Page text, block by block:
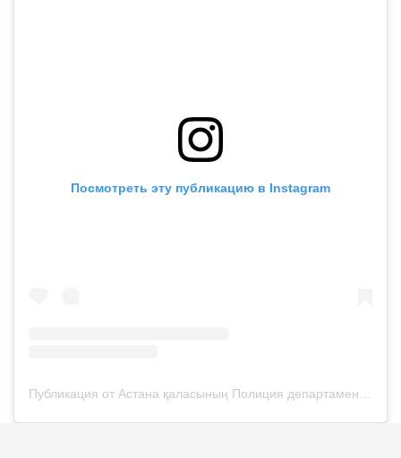
Посмотреть эту публикацию в Instagram